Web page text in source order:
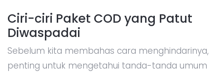
Ciri-ciri Paket COD yang Patut
Diwaspadai
Sebelum kita membahas cara menghindarinya,
penting untuk mengetahui tanda-tanda umum